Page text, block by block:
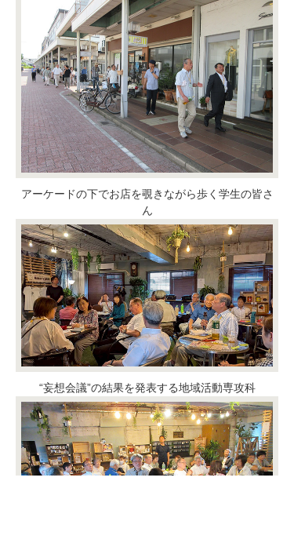
アーケードの下でお店を覗きながら歩く学生の皆さ
ん
“妄想会議”の結果を発表する地域活動専攻科